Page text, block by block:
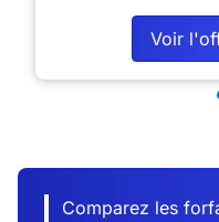
Voir
Comparez les